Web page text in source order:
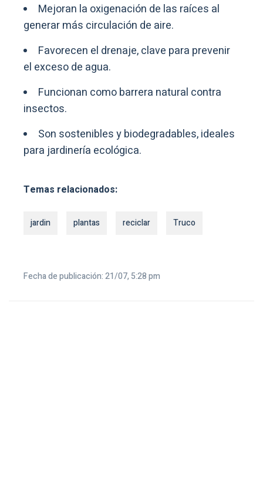
Mejoran la oxigenación de las raíces al
generar más circulación de aire.
Favorecen el drenaje, clave para prevenir
el exceso de agua.
Funcionan como barrera natural contra
insectos.
Son sostenibles y biodegradables, ideales
para jardinería ecológica.
Temas relacionados:
jardin plantas reciclar Truco
Fecha de publicación: 21/07, 5:28 pm